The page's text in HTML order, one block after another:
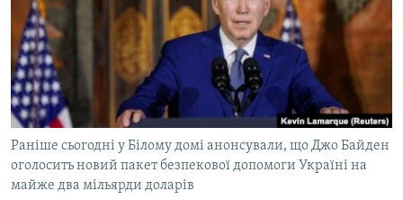
ДЕПОРТАЦІЯ
ВІДЕОУРОКИ «ELIFBE»
СВІДЧЕННЯ ОКУПАЦІЇ
УКРАЇНСЬКА ПРОБЛЕМА КРИМУ
ІНФОГРАФІКА
ЯК ОБІЙТИ БЛОКУВАННЯ
Русский
Qırımtatar
ДОЛУЧАЙСЯ!
Раніше сьогодні у Білому домі анонсували, що Джо Байден
оголосить новий пакет безпекової допомоги Україні на
майже два мільярди доларів